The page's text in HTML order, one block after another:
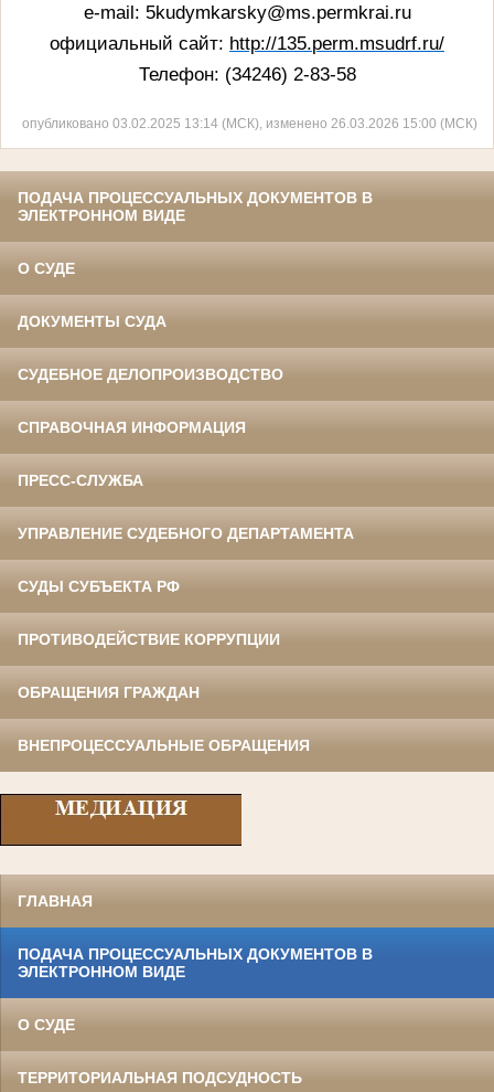
e-mail: 5kudymkarsky@ms.permkrai.ru
официальный сайт: http://135.perm.msudrf.ru/
Телефон: (34246) 2-83-58
опубликовано 03.02.2025 13:14 (МСК), изменено 26.03.2026 15:00 (МСК)
ПОДАЧА ПРОЦЕССУАЛЬНЫХ ДОКУМЕНТОВ В
ЭЛЕКТРОННОМ ВИДЕ
О СУДЕ
ДОКУМЕНТЫ СУДА
СУДЕБНОЕ ДЕЛОПРОИЗВОДСТВО
СПРАВОЧНАЯ ИНФОРМАЦИЯ
ПРЕСС-СЛУЖБА
УПРАВЛЕНИЕ СУДЕБНОГО ДЕПАРТАМЕНТА
СУДЫ СУБЪЕКТА РФ
ПРОТИВОДЕЙСТВИЕ КОРРУПЦИИ
ОБРАЩЕНИЯ ГРАЖДАН
ВНЕПРОЦЕССУАЛЬНЫЕ ОБРАЩЕНИЯ
ГЛАВНАЯ
ПОДАЧА ПРОЦЕССУАЛЬНЫХ ДОКУМЕНТОВ В
ЭЛЕКТРОННОМ ВИДЕ
О СУДЕ
ТЕРРИТОРИАЛЬНАЯ ПОДСУДНОСТЬ